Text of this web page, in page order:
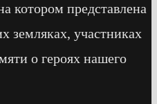
котором представлена
земляках, участниках
о героях нашего